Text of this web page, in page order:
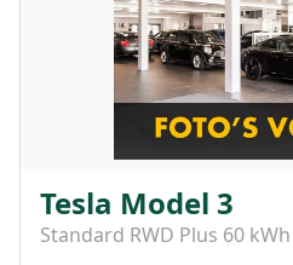
Tesla Model 3
Standard RWD Plus 60 kWh